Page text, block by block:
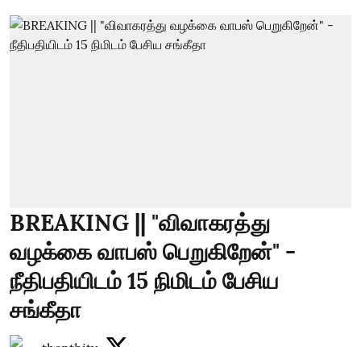
BREAKING || "விவாகரத்து
வழக்கை வாபஸ் பெறுகிறேன்" -
நீதிபதியிடம் 15 நிமிடம் பேசிய
சங்கீதா